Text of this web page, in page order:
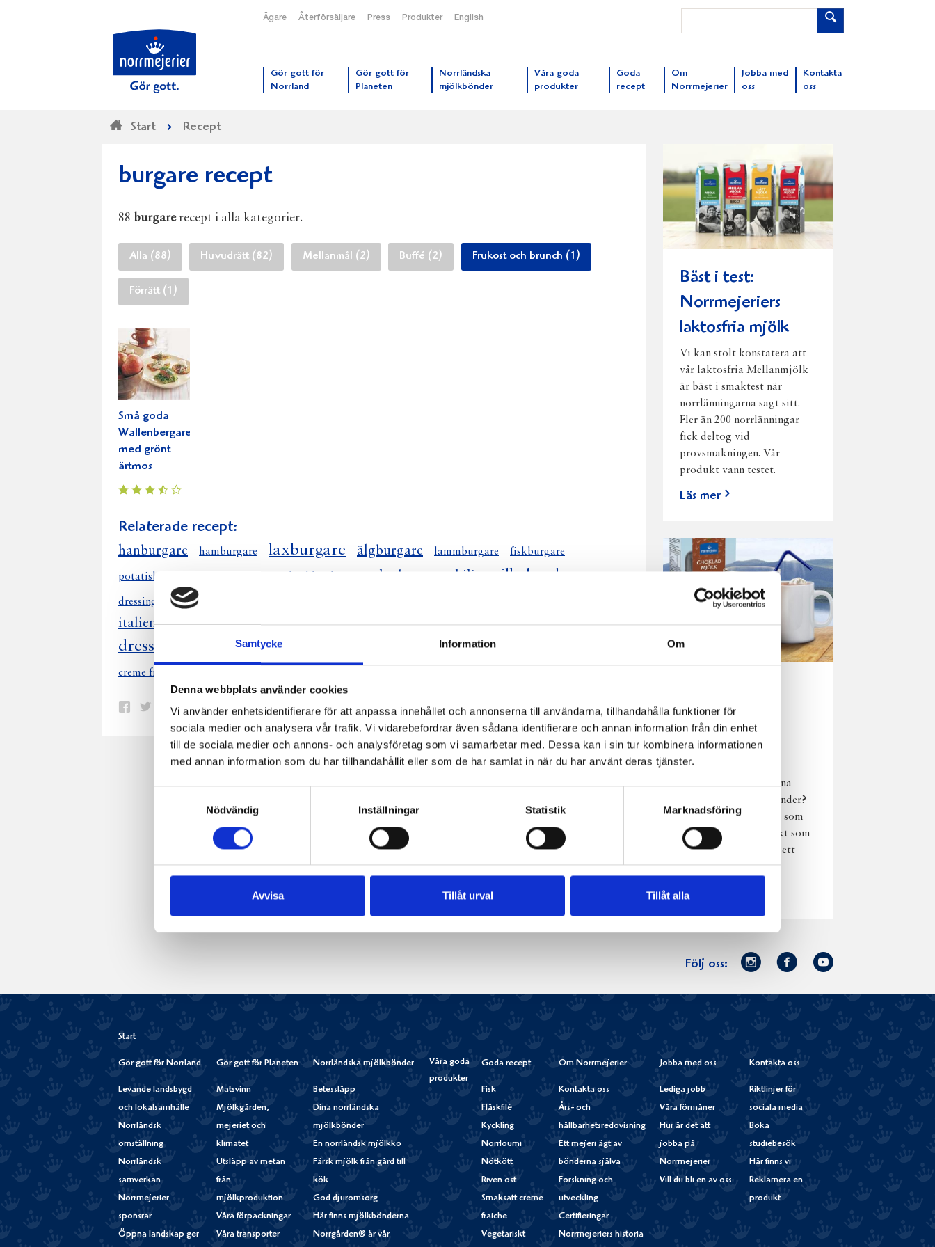
Samtycke Information Om
Denna webbplats använder cookies
Vi använder enhetsidentifierare för att anpassa innehållet och annonserna till användarna, tillhandahålla funktioner för
sociala medier och analysera vår trafik. Vi vidarebefordrar även sådana identifierare och annan information från din enhet
till de sociala medier och annons- och analysföretag som vi samarbetar med. Dessa kan i sin tur kombinera informationen
med annan information som du har tillhandahållit eller som de har samlat in när du har använt deras tjänster.
Nödvändig
Inställningar Statistik Marknadsföring
Avvisa Tillåt urval Tillåt alla
Ägare Återförsäljare Press Produkter English
Gör gott för
Norrland
Gör gott för
Planeten
Norrländska
mjölkbönder
Våra goda
produkter
Goda
recept
Om
Norrmejerier
Jobba med
oss
Kontakta
oss
Start Recept
burgare recept
88 burgarerecept i alla kategorier.
Alla (88) Huvudrätt (82) Mellanmål (2) Buffé (2) Frukost och brunch (1)
Förrätt (1)
Små goda
Wallenbergare
med grönt
ärtmos
Relaterade recept:
hanburgare hamburgare laxburgare älgburgare lammburgare fiskburgare
potatisburgare laxburgare chili grilla hamburgare
dressing hamburgare
italienska hamburgare laxburgare limefraiche kallsås till hamburgare
dressing till hamburgare laxburgare med limefraiche
creme fraiche senap lök hamburgare
Dela
Facebook
Dela
Twitter
Dela
på
Pinterest
Dela
via
e-
post
Skriv
ut
Bäst i test:
Norrmejeriers
laktosfria mjölk
Vi kan stolt konstatera att
vår laktosfria Mellanmjölk
är bäst i smaktest när
norrlänningarna sagt sitt.
Fler än 200 norrlänningar
fick deltog vid
provsmakningen. Vår
produkt vann testet.
Läs mer
njutning i alla
väder
Har du provat
chokladmjölk från dina
norrländska mjölkbönder?
Den är lika god varm som
kall och passar perfekt som
vardagsnjutning oavsett
väder, året om.
Läs mer
Följ oss:
Norrmejerier
Instagram
Facebook
Youtube
Start
Gör gott för Norrland
Levande landsbygd
och lokalsamhälle
Norrländsk
omställning
Norrländsk
samverkan
Norrmejerier
sponsrar
Öppna landskap ger
Gör gott för Planeten
Matsvinn
Mjölkgården,
mejeriet och
klimatet
Utsläpp av metan
från
mjölkproduktion
Våra förpackningar
Våra transporter
Norrländska mjölkbönder
Betessläpp
Dina norrländska
mjölkbönder
En norrländsk mjölkko
Färsk mjölk från gård till
kök
God djuromsorg
Här finns mjölkbönderna
Norrgården® är vår
Våra goda
produkter
Goda recept
Fisk
Fläskfilé
Kyckling
Norrloumi
Nötkött
Riven ost
Smaksatt creme
fraiche
Vegetariskt
Om Norrmejerier
Kontakta oss
Års- och
hållbarhetsredovisning
Ett mejeri ägt av
bönderna själva
Forskning och
utveckling
Certifieringar
Norrmejeriers historia
Jobba med oss
Lediga jobb
Våra förmåner
Hur är det att
jobba på
Norrmejerier
Vill du bli en av oss
Kontakta oss
Riktlinjer för
sociala media
Boka
studiebesök
Här finns vi
Reklamera en
produkt